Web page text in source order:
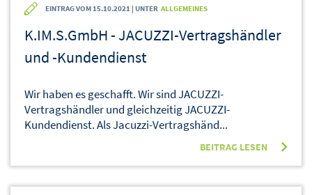
EINTRAG VOM 15.10.2021 | UNTER ALLGEMEINES
K.IM.S.GmbH - JACUZZI-Vertragshändler
und -Kundendienst
Wir haben es geschafft. Wir sind JACUZZI-
Vertragshändler und gleichzeitig JACUZZI-
Kundendienst. Als Jacuzzi-Vertragshänd...
BEITRAG LESEN